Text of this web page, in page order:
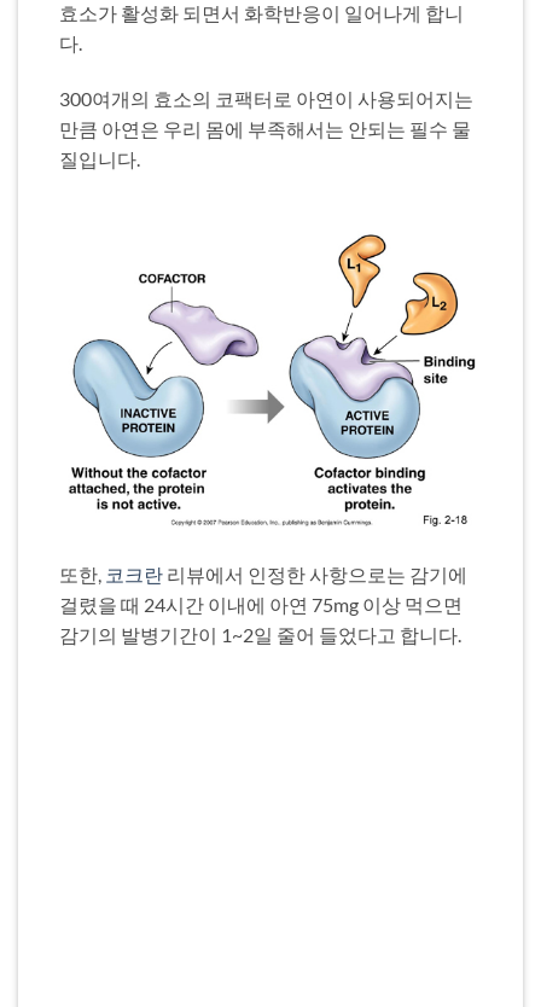
효소가 활성화 되면서 화학반응이 일어나게 합니
다.
300여개의 효소의 코팩터로 아연이 사용되어지는
만큼 아연은 우리 몸에 부족해서는 안되는 필수 물
질입니다.
또한, 코크란 리뷰에서 인정한 사항으로는 감기에
걸렸을 때 24시간 이내에 아연 75mg 이상 먹으면
감기의 발병기간이 1~2일 줄어 들었다고 합니다.